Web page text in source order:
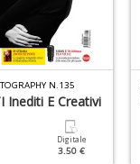
N.135
Inediti E Creativi
Digitale
3.50 €